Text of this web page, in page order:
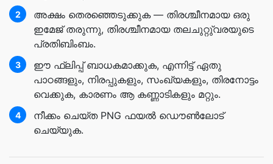
2
അക്ഷം തെരഞ്ഞെടുക്കുക — തിരശ്ചീനമായ ഒരു
ഇമേജ് തരുന്നു, തിരശ്ചീനമായ തലചുറ്റു്‌‌‌വരയുടെ
പ്രതിബിംബം.
3
ഈ ഫ്ലിപ്പ് ബാധകമാക്കുക, എന്നിട്ട് ഏതു
പാഠങ്ങളും, നിരപ്പുകളും, സംഖ്യകളും, തിരനോട്ടം
വെക്കുക, കാരണം ആ കണ്ണാടികളും മറ്റും.
4
നീക്കം ചെയ്ത PNG ഫയല്‍ ഡൌണ്‍ലോട്
ചെയ്യുക.